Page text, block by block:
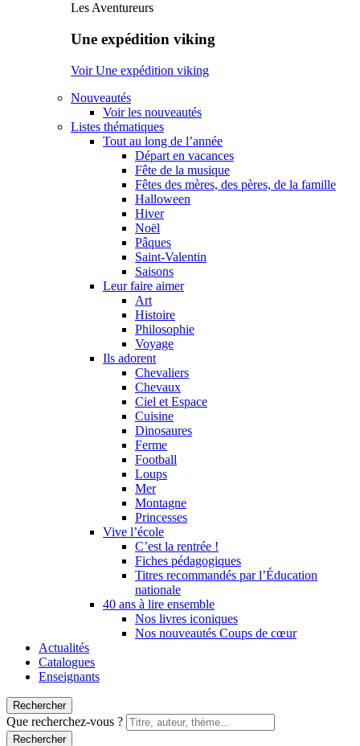
Les Aventureurs
Une expédition viking
Voir Une expédition viking
Nouveautés
Voir les nouveautés
Listes thématiques
Tout au long de l’année
Départ en vacances
Fête de la musique
Fêtes des mères, des pères, de la famille
Halloween
Hiver
Noël
Pâques
Saint-Valentin
Saisons
Leur faire aimer
Art
Histoire
Philosophie
Voyage
Ils adorent
Chevaliers
Chevaux
Ciel et Espace
Cuisine
Dinosaures
Ferme
Football
Loups
Mer
Montagne
Princesses
Vive l’école
C’est la rentrée !
Fiches pédagogiques
Titres recommandés par l’Éducation
nationale
40 ans à lire ensemble
Nos livres iconiques
Nos nouveautés Coups de cœur
Actualités
Catalogues
Enseignants
Rechercher
Que recherchez-vous ?
Rechercher